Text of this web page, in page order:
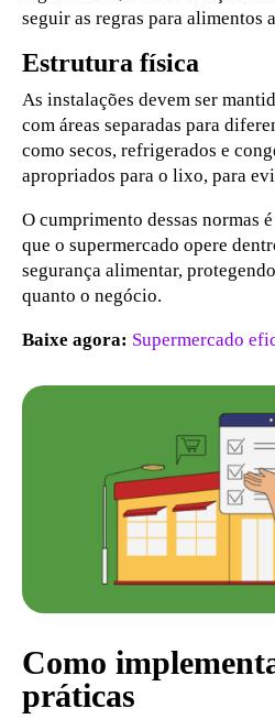
seguir as regras para alimentos
Estrutura física
As instalações devem ser
com áreas separadas para
como secos, refrigerados e
apropriados para o lixo, para
O cumprimento dessas normas
que o supermercado opere
segurança alimentar,
quanto o negócio.
Baixe agora: Supermercado
Como
práticas